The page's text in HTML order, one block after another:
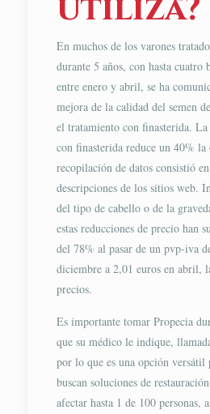
utiliza?
En muchos de los varones
durante 5 años, con hasta cuatro
entre enero y abril, se ha
mejora de la calidad del semen
el tratamiento con finasterida. La
con finasterida reduce un 40%
recopilación de datos consistió
descripciones de los sitios web.
del tipo de cabello o de la
estas reducciones de precio han
del 78% al pasar de un pvp-iva
diciembre a 2,01 euros en abril,
precios.
Es importante tomar Propecia
que su médico le indique,
por lo que es una opción versátil
buscan soluciones de
afectar hasta 1 de 100 personas,